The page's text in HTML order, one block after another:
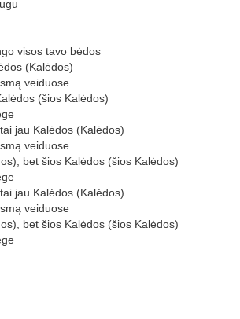
visos tavo bėdos
(Kalėdos)
veiduose
(šios Kalėdos)
jau Kalėdos (Kalėdos)
veiduose
bet šios Kalėdos (šios Kalėdos)
jau Kalėdos (Kalėdos)
veiduose
bet šios Kalėdos (šios Kalėdos)